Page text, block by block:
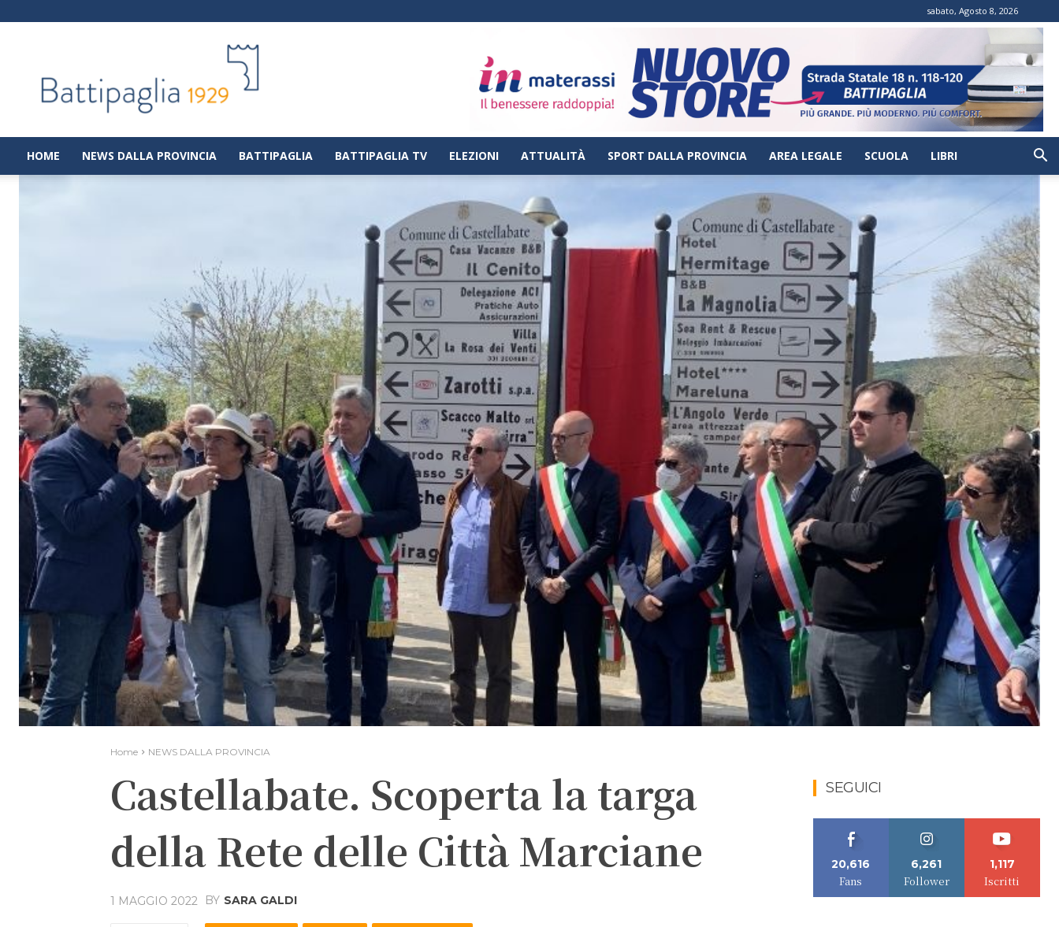
sabato, Agosto 8, 2026
|
Notizie
dalla
città
di
HOME NEWS DALLA PROVINCIA BATTIPAGLIA BATTIPAGLIA TV ELEZIONI ATTUALITÀ SPORT DALLA PROVINCIA AREA LEGALE SCUOLA LIBRI
Home NEWS DALLA PROVINCIA
Castellabate. Scoperta la targa
della Rete delle Città Marciane
1 MAGGIO 2022 BY SARA GALDI
SEGUICI
20,616
Fans
6,261
Follower
1,117
Iscritti